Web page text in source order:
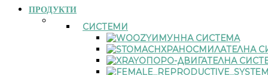
ПРОДУКТИ
СИСТЕМИ
ИМУННА СИСТЕМА
ХРАНОСМИЛАТЕЛНА
ОПОРО-ДВИГАТЕЛНА